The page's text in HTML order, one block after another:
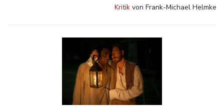
Kritik von Frank-Michael Helmke